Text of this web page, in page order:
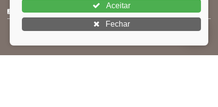
CURTA NOSSA FAN PAGE
Aceitar
Fechar